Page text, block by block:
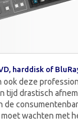
harddisk of
ook deze
tijd drastisch
de
wachten met